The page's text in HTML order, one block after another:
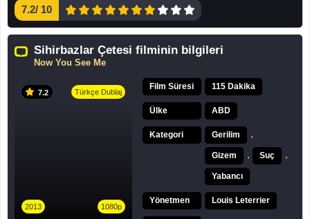
7.2/ 10
Sihirbazlar Çetesi filminin bilgileri
Now You See Me
7.2 Türkçe Dublaj
2013 1080p
Film Süresi 115 Dakika
Ülke ABD
Kategori Gerilim
Gizem Suç
Yabancı
Yönetmen Louis Leterrier